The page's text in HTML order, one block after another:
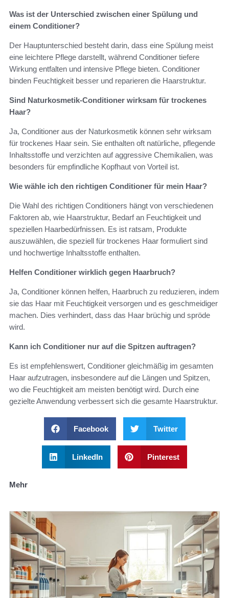
Was ist der Unterschied zwischen einer Spülung und
einem Conditioner?
Der Hauptunterschied besteht darin, dass eine Spülung meist
eine leichtere Pflege darstellt, während Conditioner tiefere
Wirkung entfalten und intensive Pflege bieten. Conditioner
binden Feuchtigkeit besser und reparieren die Haarstruktur.
Sind Naturkosmetik-Conditioner wirksam für trockenes
Haar?
Ja, Conditioner aus der Naturkosmetik können sehr wirksam
für trockenes Haar sein. Sie enthalten oft natürliche, pflegende
Inhaltsstoffe und verzichten auf aggressive Chemikalien, was
besonders für empfindliche Kopfhaut von Vorteil ist.
Wie wähle ich den richtigen Conditioner für mein Haar?
Die Wahl des richtigen Conditioners hängt von verschiedenen
Faktoren ab, wie Haarstruktur, Bedarf an Feuchtigkeit und
speziellen Haarbedürfnissen. Es ist ratsam, Produkte
auszuwählen, die speziell für trockenes Haar formuliert sind
und hochwertige Inhaltsstoffe enthalten.
Helfen Conditioner wirklich gegen Haarbruch?
Ja, Conditioner können helfen, Haarbruch zu reduzieren, indem
sie das Haar mit Feuchtigkeit versorgen und es geschmeidiger
machen. Dies verhindert, dass das Haar brüchig und spröde
wird.
Kann ich Conditioner nur auf die Spitzen auftragen?
Es ist empfehlenswert, Conditioner gleichmäßig im gesamten
Haar aufzutragen, insbesondere auf die Längen und Spitzen,
wo die Feuchtigkeit am meisten benötigt wird. Durch eine
gezielte Anwendung verbessert sich die gesamte Haarstruktur.
Facebook Twitter
LinkedIn Pinterest
Mehr